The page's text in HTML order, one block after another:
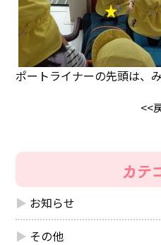
ポートライナーの先頭は、
<<
お知らせ
その他